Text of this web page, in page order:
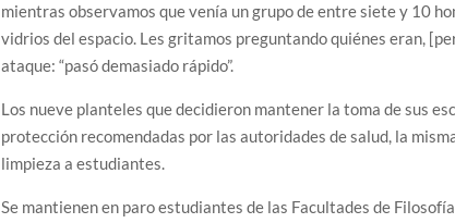
mientras observamos que venía un grupo de entre siete y 10
vidrios del espacio. Les gritamos preguntando quiénes eran,
ataque: “pasó demasiado rápido”.
Los nueve planteles que decidieron mantener la toma de sus
protección recomendadas por las autoridades de salud, la
limpieza a estudiantes.
Se mantienen en paro estudiantes de las Facultades de